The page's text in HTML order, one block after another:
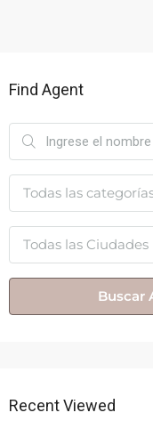
Find Agent
Todas las
Todas las Ciudades
Buscar
Recent Viewed